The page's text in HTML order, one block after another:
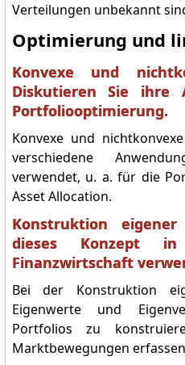
Verteilungen unbekannt
Optimierung und
Konvexe und
Diskutieren Sie ihre
Portfoliooptimierung.
Konvexe und
verschiedene
verwendet, u. a. für die
Asset Allocation.
Konstruktion
dieses Konzept
Finanzwirtschaft
Bei der Konstruktion
Eigenwerte und
Portfolios zu
Marktbewegungen